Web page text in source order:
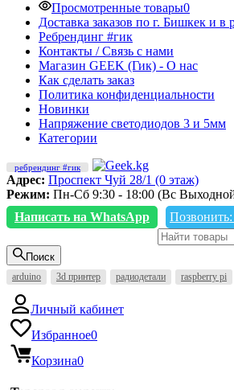
Просмотренные товары0
Доставка заказов по г. Бишкек и в
Ребрендинг #гик
Контакты / Связь с нами
Магазин GEEK (Гик) - О нас
Как сделать заказ
Политика конфиденциальности
Новинки
Напряжение светодиодов 3 и 5мм
Категории
ребрендинг #гик
Адрес: Проспект Чуй 28/1 (0 этаж)
Режим: Пн-Сб 9:30 - 18:00 (Вс
Написать на WhatsApp
Поиск
arduino 3d принтер радиодетали raspberry pi
Личный кабинет
Избранное0
Корзина0